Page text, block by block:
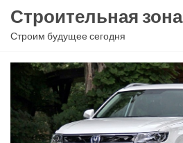
Перейти
Строительная зона
Строим будущее сегодня